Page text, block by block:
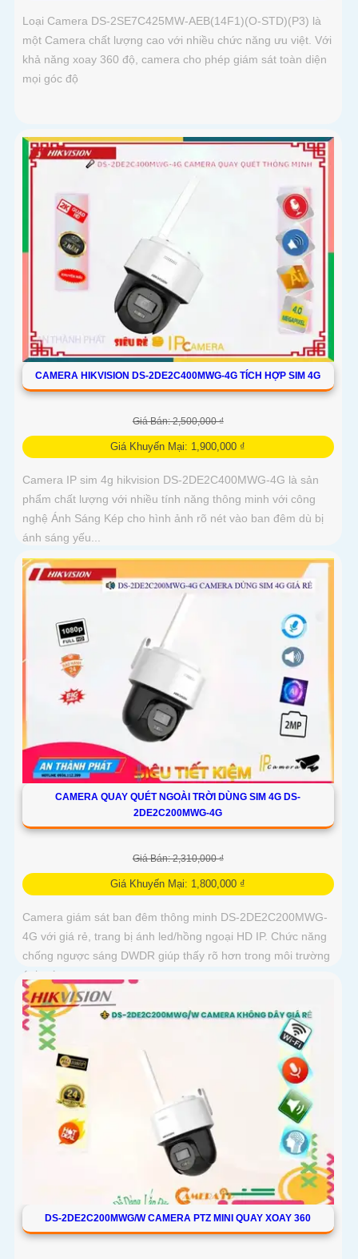
Loại Camera DS-2SE7C425MW-AEB(14F1)(O-STD)(P3) là
một Camera chất lượng cao với nhiều chức năng ưu việt. Với
khả năng xoay 360 độ, camera cho phép giám sát toàn diện
mọi góc độ
CAMERA HIKVISION DS-2DE2C400MWG-4G TÍCH HỢP SIM 4G
Giá Bán: 2,500,000 ₫
Giá Khuyến Mại: 1,900,000 ₫
Camera IP sim 4g hikvision DS-2DE2C400MWG-4G là sản
phẩm chất lượng với nhiều tính năng thông minh với công
nghệ Ánh Sáng Kép cho hình ảnh rõ nét vào ban đêm dù bị
ánh sáng yếu...
CAMERA QUAY QUÉT NGOÀI TRỜI DÙNG SIM 4G DS-
2DE2C200MWG-4G
Giá Bán: 2,310,000 ₫
Giá Khuyến Mại: 1,800,000 ₫
Camera giám sát ban đêm thông minh DS-2DE2C200MWG-
4G với giá rẻ, trang bị ánh led/hồng ngoại HD IP. Chức năng
chống ngược sáng DWDR giúp thấy rõ hơn trong môi trường
ánh sáng ngược
DS-2DE2C200MWG/W CAMERA PTZ MINI QUAY XOAY 360